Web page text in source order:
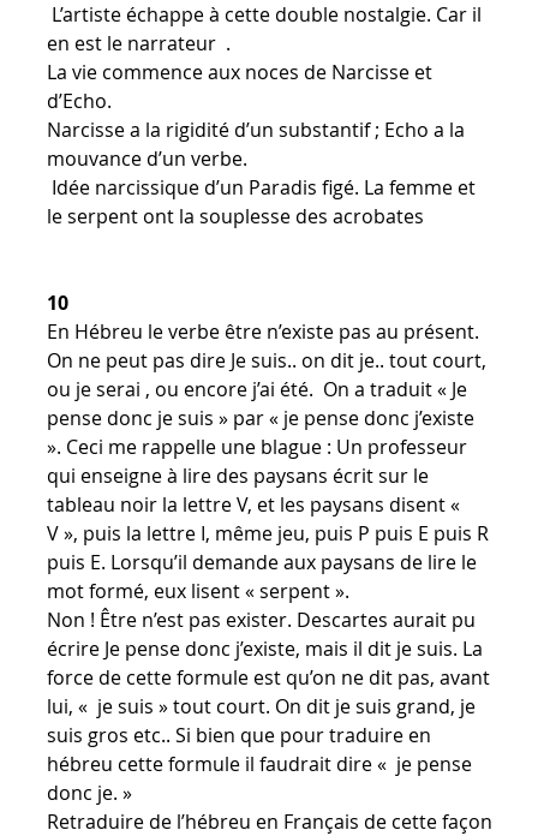
L’artiste échappe à cette double nostalgie. Car il
en est le narrateur .
La vie commence aux noces de Narcisse et
d’Echo.
Narcisse a la rigidité d’un substantif ; Echo a la
mouvance d’un verbe.
Idée narcissique d’un Paradis figé. La femme et
le serpent ont la souplesse des acrobates
10
En Hébreu le verbe être n’existe pas au présent.
On ne peut pas dire Je suis.. on dit je.. tout court,
ou je serai , ou encore j’ai été. On a traduit « Je
pense donc je suis » par « je pense donc j’existe
». Ceci me rappelle une blague : Un professeur
qui enseigne à lire des paysans écrit sur le
tableau noir la lettre V, et les paysans disent «
V », puis la lettre I, même jeu, puis P puis E puis R
puis E. Lorsqu’il demande aux paysans de lire le
mot formé, eux lisent « serpent ».
Non ! Être n’est pas exister. Descartes aurait pu
écrire Je pense donc j’existe, mais il dit je suis. La
force de cette formule est qu’on ne dit pas, avant
lui, « je suis » tout court. On dit je suis grand, je
suis gros etc.. Si bien que pour traduire en
hébreu cette formule il faudrait dire « je pense
donc je. »
Retraduire de l’hébreu en Français de cette façon